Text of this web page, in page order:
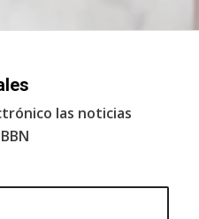
las noticias